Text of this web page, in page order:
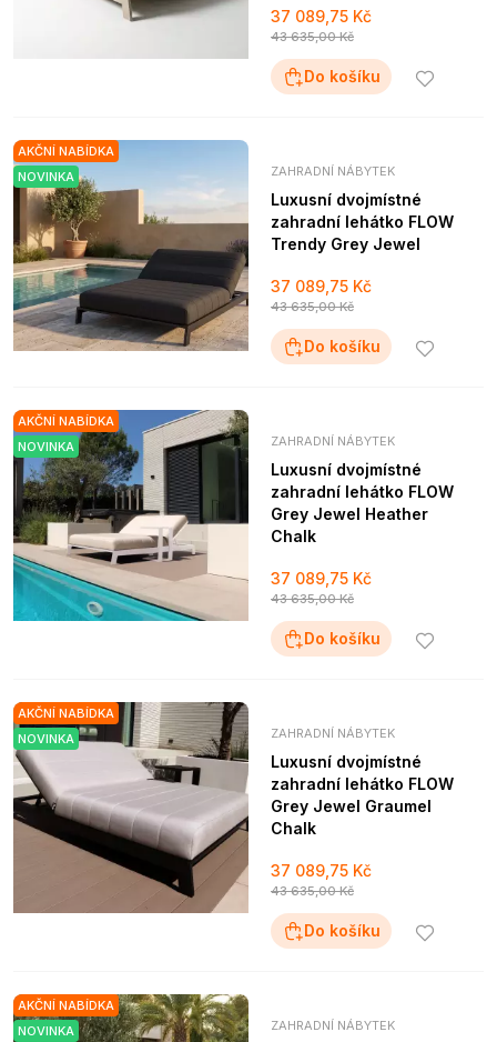
37 089,75 Kč
43 635,00 Kč
Do košíku
AKČNÍ NABÍDKA
NOVINKA
ZAHRADNÍ NÁBYTEK
Luxusní dvojmístné
zahradní lehátko FLOW
Trendy Grey Jewel
37 089,75 Kč
43 635,00 Kč
Do košíku
AKČNÍ NABÍDKA
NOVINKA
ZAHRADNÍ NÁBYTEK
Luxusní dvojmístné
zahradní lehátko FLOW
Grey Jewel Heather
Chalk
37 089,75 Kč
43 635,00 Kč
Do košíku
AKČNÍ NABÍDKA
NOVINKA
ZAHRADNÍ NÁBYTEK
Luxusní dvojmístné
zahradní lehátko FLOW
Grey Jewel Graumel
Chalk
37 089,75 Kč
43 635,00 Kč
Do košíku
AKČNÍ NABÍDKA
NOVINKA
ZAHRADNÍ NÁBYTEK